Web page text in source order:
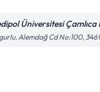
Üniversitesi Çamlıca
Alemdağ Cd No:100,